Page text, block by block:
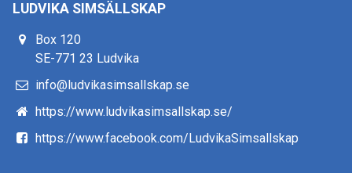
LUDVIKA SIMSÄLLSKAP
Box 120
SE-771 23 Ludvika
info@ludvikasimsallskap.se
https://www.ludvikasimsallskap.se/
https://www.facebook.com/LudvikaSimsallskap